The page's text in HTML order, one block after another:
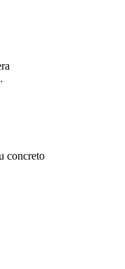
el
con
concreto